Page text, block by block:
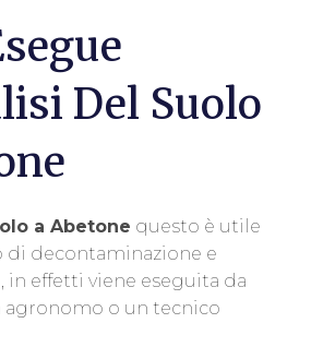
Del Suolo
a Abetone questo è utile
decontaminazione e
in effetti viene eseguita da
agronomo o un tecnico